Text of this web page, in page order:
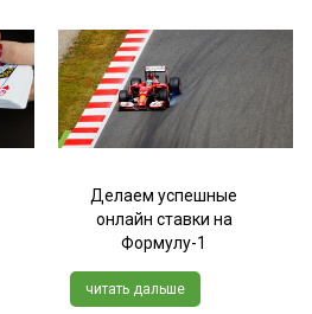
Делаем успешные
онлайн ставки на
Формулу-1
читать дальше